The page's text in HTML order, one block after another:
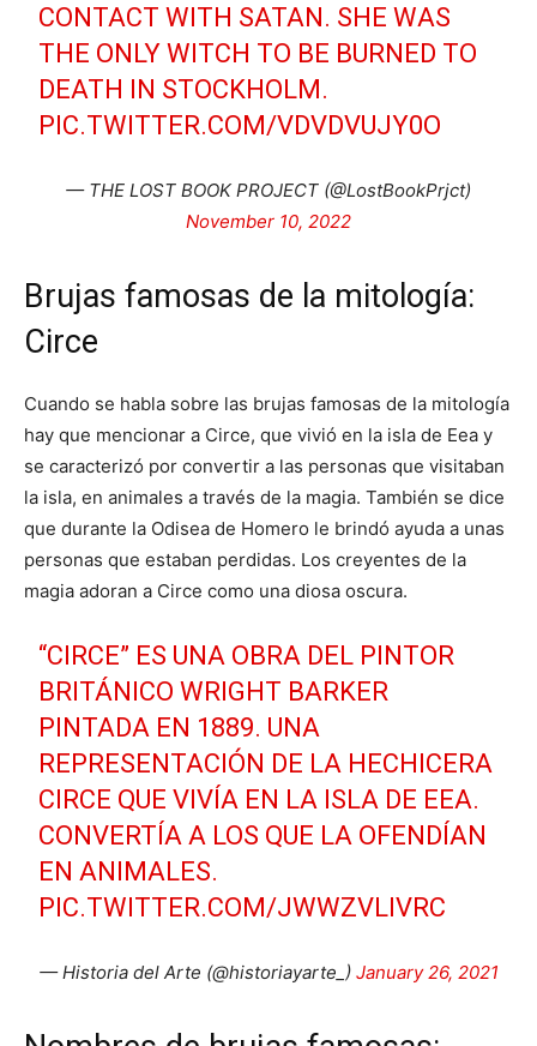
CONTACT WITH SATAN. SHE WAS
THE ONLY WITCH TO BE BURNED TO
DEATH IN STOCKHOLM.
PIC.TWITTER.COM/VDVDVUJY0O
— THE LOST BOOK PROJECT (@LostBookPrjct)
November 10, 2022
Brujas famosas de la mitología:
Circe
Cuando se habla sobre las brujas famosas de la mitología
hay que mencionar a Circe, que vivió en la isla de Eea y
se caracterizó por convertir a las personas que visitaban
la isla, en animales a través de la magia. También se dice
que durante la Odisea de Homero le brindó ayuda a unas
personas que estaban perdidas. Los creyentes de la
magia adoran a Circe como una diosa oscura.
“CIRCE” ES UNA OBRA DEL PINTOR
BRITÁNICO WRIGHT BARKER
PINTADA EN 1889. UNA
REPRESENTACIÓN DE LA HECHICERA
CIRCE QUE VIVÍA EN LA ISLA DE EEA.
CONVERTÍA A LOS QUE LA OFENDÍAN
EN ANIMALES.
PIC.TWITTER.COM/JWWZVLIVRC
— Historia del Arte (@historiayarte_) January 26, 2021